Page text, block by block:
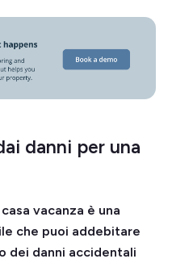
danni per una
vacanza è una
che puoi addebitare
dei danni accidentali